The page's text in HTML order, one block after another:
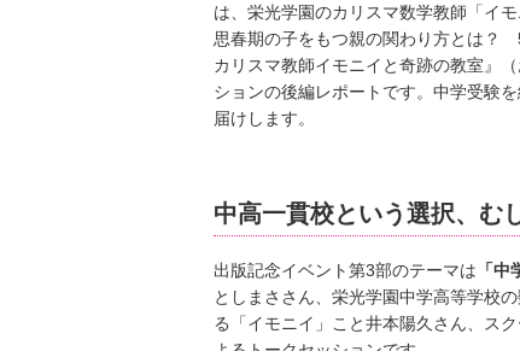
は、栄光学園のカリスマ数学教師「イ
思春期の子をもつ親の関わり方とは？
カリスマ教師イモニイと奇跡の教室』
ションの後編レポートです。中学受験
届けします。
中高一貫校という選択、む
出版記念イベント第3部のテーマは 「
としまささん、栄光学園中学高等学校
る「イモニイ」こと井本陽久さん、ス